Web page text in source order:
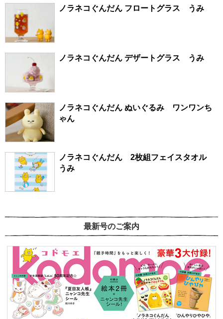
ノラネコぐんだん フロートグラス うみ
ノラネコぐんだん デザートグラス うみ
ノラネコぐんだん ぬいぐるみ ワンワンち
ゃん
ノラネコぐんだん 2枚組フェイスタオル
うみ
最新号のご案内